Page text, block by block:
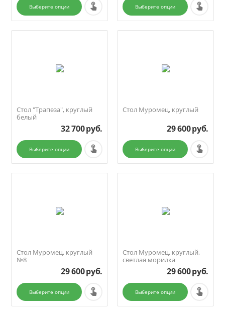
Выберите опции Выберите опции
Стол "Трапеза", круглый
белый
32 700руб.
Выберите опции
Стол Муромец, круглый
29 600руб.
Выберите опции
Стол Муромец, круглый
№8
29 600руб.
Выберите опции
Стол Муромец, круглый,
светлая морилка
29 600руб.
Выберите опции